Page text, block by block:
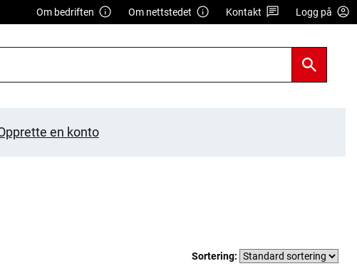
Om bedriften Om nettstedet Kontakt Logg på
en konto
Sortering: